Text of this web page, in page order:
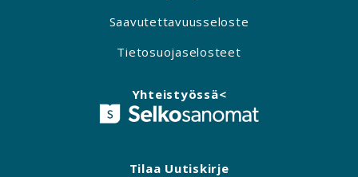
Saavutettavuusseloste
Tietosuojaselosteet
Yhteistyössä<
Tilaa Uutiskirje